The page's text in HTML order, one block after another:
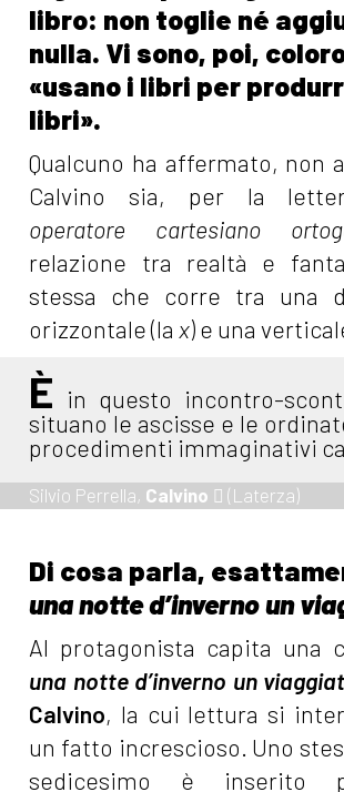
libro: non toglie né
nulla. Vi sono, poi,
«usano i libri per
libri».
Qualcuno ha affermato, non
Calvino sia, per la
operatore cartesiano
relazione tra realtà e
stessa che corre tra una
orizzontale (la x) e una
È in questo incontro-
situano le ascisse e le
procedimenti immaginativi
Silvio Perrella, Calvino (Laterza)
Di cosa parla,
una notte d’inverno un
Al protagonista capita una
una notte d’inverno un
Calvino, la cui lettura si
un fatto increscioso. Uno
sedicesimo è inserito